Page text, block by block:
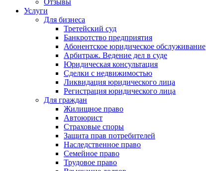
Отзывы
Услуги
Для бизнеса
Третейский суд
Банкротство предприятия
Абонентское юридическое обслуживание
Арбитраж. Ведение дел в суде
Юридическая консультация
Сделки с недвижимостью
Ликвидация юридического лица
Регистрация юридического лица
Для граждан
Жилищное право
Автоюрист
Страховые споры
Защита прав потребителей
Наследственное право
Семейное право
Трудовое право